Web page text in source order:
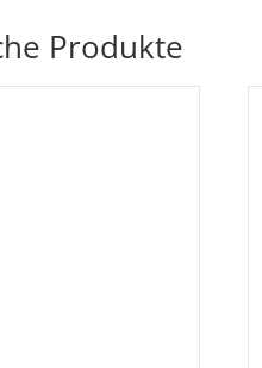
Produkte